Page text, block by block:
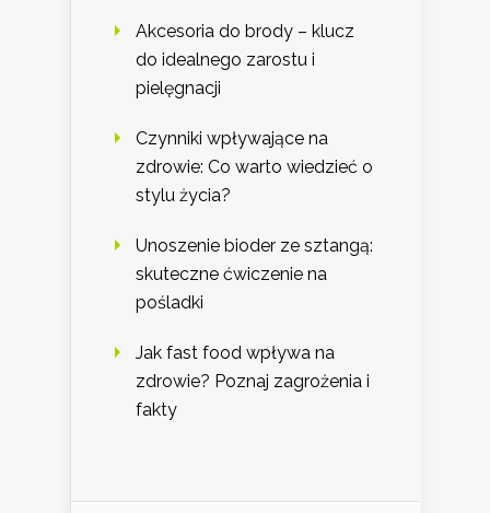
Akcesoria do brody – klucz
do idealnego zarostu i
pielęgnacji
Czynniki wpływające na
zdrowie: Co warto wiedzieć o
stylu życia?
Unoszenie bioder ze sztangą:
skuteczne ćwiczenie na
pośladki
Jak fast food wpływa na
zdrowie? Poznaj zagrożenia i
fakty